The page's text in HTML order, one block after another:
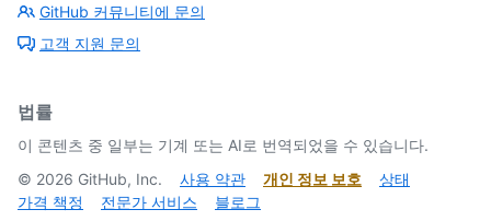
GitHub 커뮤니티에 문의
고객 지원 문의
법률
이 콘텐츠 중 일부는 기계 또는 AI로 번역되었을 수 있습니다.
© 2026 GitHub, Inc. 사용 약관 개인 정보 보호
상태
가격 책정
전문가 서비스 블로그